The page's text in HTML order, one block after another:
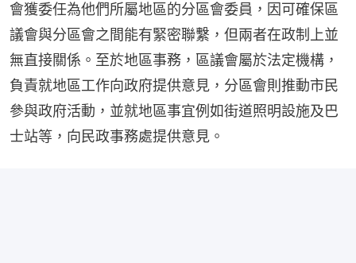
會獲委任為他們所屬地區的分區會委員，因可確保區
議會與分區會之間能有緊密聯繫，但兩者在政制上並
無直接關係。至於地區事務，區議會屬於法定機構，
負責就地區工作向政府提供意見，分區會則推動市民
參與政府活動，並就地區事宜例如街道照明設施及巴
士站等，向民政事務處提供意見。